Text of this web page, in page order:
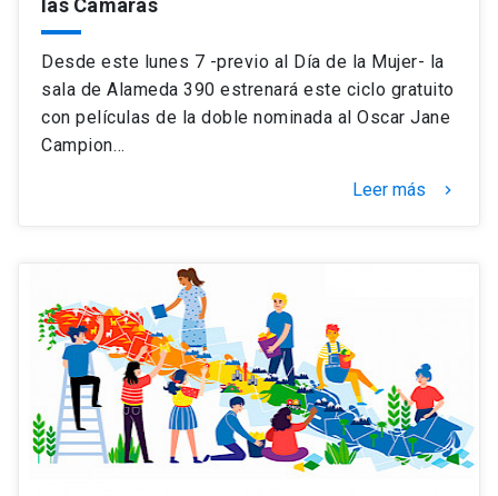
las Cámaras
Desde este lunes 7 -previo al Día de la Mujer- la
sala de Alameda 390 estrenará este ciclo gratuito
con películas de la doble nominada al Oscar Jane
Campion…
Leer más keyboard_arrow_right